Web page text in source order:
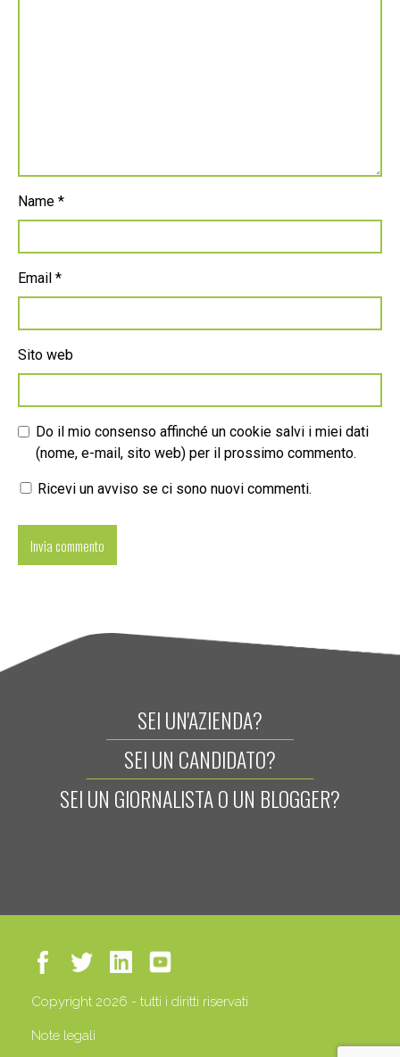
Name *
Email *
Sito web
Do il mio consenso affinché un cookie salvi i miei dati
(nome, e-mail, sito web) per il prossimo commento.
Ricevi un avviso se ci sono nuovi commenti.
SEI UN'AZIENDA?
SEI UN CANDIDATO?
SEI UN GIORNALISTA O UN BLOGGER?
Copyright 2026 - tutti i diritti riservati
Note legali